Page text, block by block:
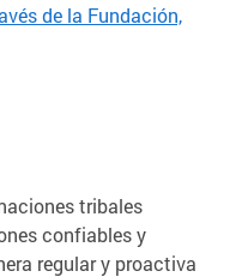
de la Fundación,
tribales
confiables y
regular y proactiva